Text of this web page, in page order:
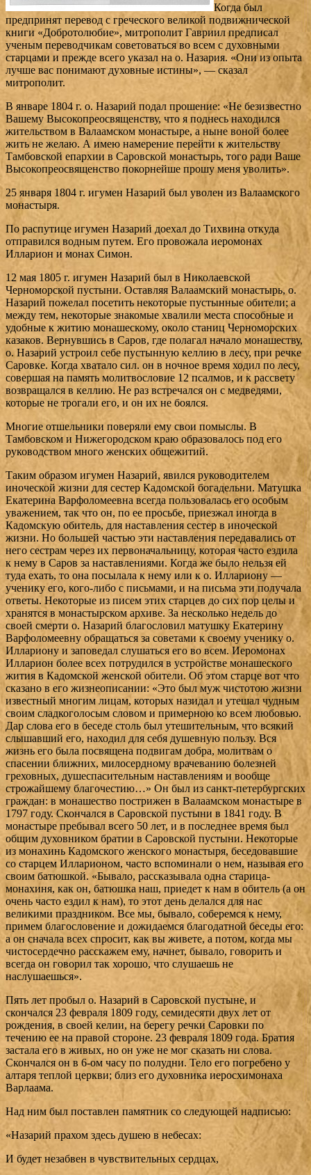
Когда был
предпринят перевод с греческого великой подвижнической
книги «Добротолюбие», митрополит Гавриил предписал
ученым переводчикам советоваться во всем с духовными
старцами и прежде всего указал на о. Назария. «Они из опыта
лучше вас понимают духовные истины», — сказал
митрополит.
В январе 1804 г. о. Назарий подал прошение: «Не безизвестно
Вашему Высокопреосвященству, что я поднесь находился
жительством в Валаамском монастыре, а ныне воной более
жить не желаю. А имею намерение перейти к жительству
Тамбовской епархии в Саровской монастырь, того ради Ваше
Высокопреосвященство покорнейше прошу меня уволить».
25 января 1804 г. игумен Назарий был уволен из Валаамского
монастыря.
По распутице игумен Назарий доехал до Тихвина откуда
отправился водным путем. Его провожала иеромонах
Илларион и монах Симон.
12 мая 1805 г. игумен Назарий был в Николаевской
Черноморской пустыни. Оставляя Валаамский монастырь, о.
Назарий пожелал посетить некоторые пустынные обители; а
между тем, некоторые знакомые хвалили места способные и
удобные к житию монашескому, около станиц Черноморских
казаков. Вернувшись в Саров, где полагал начало монашеству,
о. Назарий устроил себе пустынную келлию в лесу, при речке
Саровке. Когда хватало сил. он в ночное время ходил по лесу,
совершая на память молитвословие 12 псалмов, и к рассвету
возвращался в келлию. Не раз встречался он с медведями,
которые не трогали его, и он их не боялся.
Многие отшельники поверяли ему свои помыслы. В
Тамбовском и Нижегородском краю образовалось под его
руководством много женских общежитий.
Таким образом игумен Назарий, явился руководителем
иноческой жизни для сестер Кадомской богадельни. Матушка
Екатерина Варфоломеевна всегда пользовалась его особым
уважением, так что он, по ее просьбе, приезжал иногда в
Кадомскую обитель, для наставления сестер в иноческой
жизни. Но большей частью эти наставления передавались от
него сестрам через их первоначальницу, которая часто ездила
к нему в Саров за наставлениями. Когда же было нельзя ей
туда ехать, то она посылала к нему или к о. Иллариону —
ученику его, кого-либо с письмами, и на письма эти получала
ответы. Некоторые из писем этих старцев до сих пор целы и
хранятся в монастырском архиве. За несколько недель до
своей смерти о. Назарий благословил матушку Екатерину
Варфоломеевну обращаться за советами к своему ученику о.
Иллариону и заповедал слушаться его во всем. Иеромонах
Илларион более всех потрудился в устройстве монашеского
жития в Кадомской женской обители. Об этом старце вот что
сказано в его жизнеописании: «Это был муж чистотою жизни
известный многим лицам, которых назидал и утешал чудным
своим сладкоголосым словом и примерною ко всем любовью.
Дар слова его в беседе столь был утешительным, что всякий
слышавший его, находил для себя душевную пользу. Вся
жизнь его была посвящена подвигам добра, молитвам о
спасении ближних, милосердному врачеванию болезней
греховных, душеспасительным наставлениям и вообще
строжайшему благочестию…» Он был из санкт-петербургских
граждан: в монашество пострижен в Валаамском монастыре в
1797 году. Скончался в Саровской пустыни в 1841 году. В
монастыре пребывал всего 50 лет, и в последнее время был
общим духовником братии в Саровской пустыни. Некоторые
из монахинь Кадомского женского монастыря, беседовавшие
со старцем Илларионом, часто вспоминали о нем, называя его
своим батюшкой. «Бывало, рассказывала одна старица-
монахиня, как он, батюшка наш, приедет к нам в обитель (а он
очень часто ездил к нам), то этот день делался для нас
великими праздником. Все мы, бывало, соберемся к нему,
примем благословение и дожидаемся благодатной беседы его:
а он сначала всех спросит, как вы живете, а потом, когда мы
чистосердечно расскажем ему, начнет, бывало, говорить и
всегда он говорил так хорошо, что слушаешь не
наслушаешься».
Пять лет пробыл о. Назарий в Саровской пустыне, и
скончался 23 февраля 1809 году, семидесяти двух лет от
рождения, в своей келии, на берегу речки Саровки по
течению ее на правой стороне. 23 февраля 1809 года. Братия
застала его в живых, но он уже не мог сказать ни слова.
Скончался он в 6-ом часу по полудни. Тело его погребено у
алтаря теплой церкви; близ его духовника иеросхимонаха
Варлаама.
Над ним был поставлен памятник со следующей надписью:
«Назарий прахом здесь душею в небесах:
И будет незабвен в чувствительных сердцах,